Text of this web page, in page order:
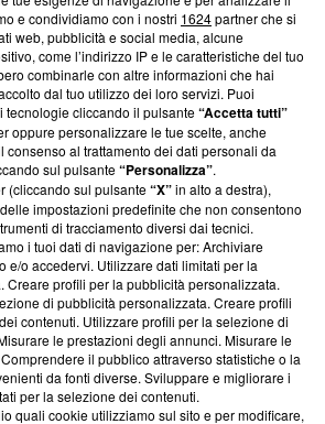
editoriali e su come ci impegniamo a
Inoltre, afferma la nostra aderenza a
with Integrity’Blasting News non è
ma ha richiesto di farne
ha ancora effettuato una verifica di
247.845.224, Via Carlo Frasca, 3 - 6900
e condividiamo con i nostri 1624partner che si
web, pubblicità e social media, alcune
come l’indirizzo IP e le caratteristiche del tuo
combinarle con altre informazioni che hai
dal tuo utilizzo dei loro servizi. Puoi
tecnologie cliccando il pulsante“Accetta tutti”
oppure personalizzare le tue scelte, anche
al trattamento dei dati personali da
sul pulsante“Personalizza”.
(cliccando sul pulsante“X”in alto a destra),
impostazioni predefinite che non consentono
di tracciamento diversi dai tecnici.
i tuoi dati di navigazione per: Archiviare
e/o accedervi. Utilizzare dati limitati per la
Creare profili per la pubblicità personalizzata.
di pubblicità personalizzata. Creare profili
contenuti. Utilizzare profili per la selezione di
le prestazioni degli annunci. Misurare le
il pubblico attraverso statistiche o la
da fonti diverse. Sviluppare e migliorare i
per la selezione dei contenuti.
quali cookie utilizziamo sul sito e per modificare,